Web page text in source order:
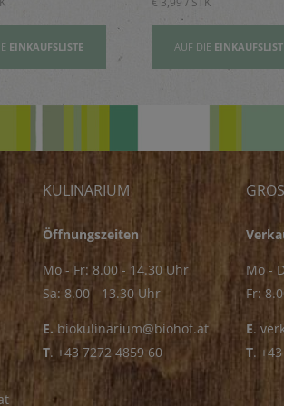
EINKAUFSLISTE AUF DIE
KULINARIUM
Öffnungszeiten
Mo - Fr: 8.00 - 14.30 Uhr
Sa: 8.00 - 13.30 Uhr
E. biokulinarium@biohof.at
T. +43 7272 4859 60
Mo -
Fr:
E.
T.